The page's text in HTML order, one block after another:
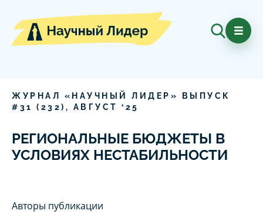
ЖУРНАЛ «НАУЧНЫЙ ЛИДЕР» ВЫПУСК
# 31 ( 232), АВГУСТ ‘ 25
РЕГИОНАЛЬНЫЕ БЮДЖЕТЫ В
УСЛОВИЯХ НЕСТАБИЛЬНОСТИ
Авторы публикации